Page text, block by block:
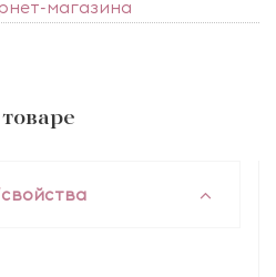
магазина